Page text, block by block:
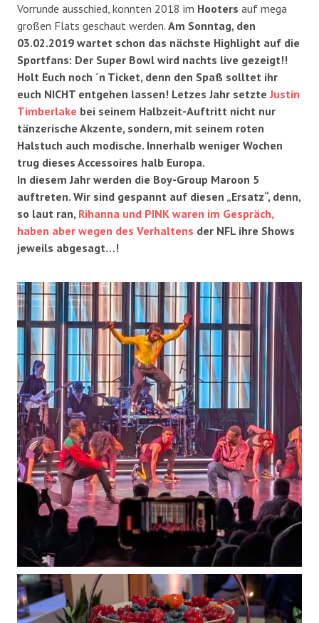
Vorrunde ausschied, konnten 2018 im Hooters auf mega
großen Flats geschaut werden. Am Sonntag, den
03.02.2019 wartet schon das nächste Highlight auf die
Sportfans: Der Super Bowl wird nachts live gezeigt!!
Holt Euch noch ´n Ticket, denn den Spaß solltet ihr
euch NICHT entgehen lassen! Letzes Jahr setzteJustin
Timberlake bei seinem Halbzeit-Auftritt nicht nur
tänzerische Akzente, sondern, mit seinem roten
Halstuch auch modische. Innerhalb weniger Wochen
trug dieses Accessoires halb Europa.
In diesem Jahr werden die Boy-Group Maroon 5
auftreten. Wir sind gespannt auf diesen „Ersatz“, denn,
so laut ran, Rihanna und PINK waren im Gespräch,
haben aber wegen des Verhaltens der NFL ihre Shows
jeweils abgesagt…!